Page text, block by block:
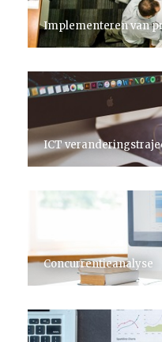
Implementeren van
ICT
Concurrentieanalyse